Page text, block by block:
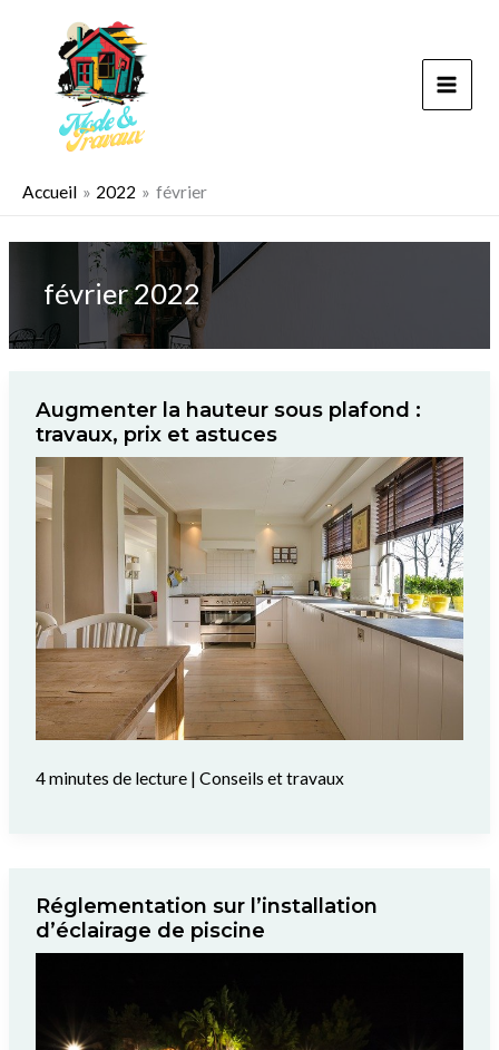
Accueil 2022 février
février 2022
Augmenter la hauteur sous plafond :
travaux, prix et astuces
4 minutes de lecture| Conseils et travaux
Réglementation sur l’installation
d’éclairage de piscine